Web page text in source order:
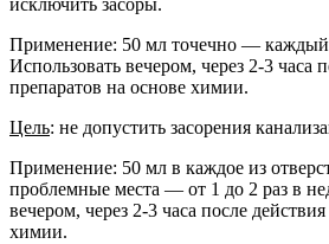
исключить засоры.
Применение: 50 мл точечно — каждый
Использовать вечером, через 2-3 часа
препаратов на основе химии.
Цель: не допустить засорения
Применение: 50 мл в каждое из
проблемные места — от 1 до 2 раз в
вечером, через 2-3 часа после
химии.